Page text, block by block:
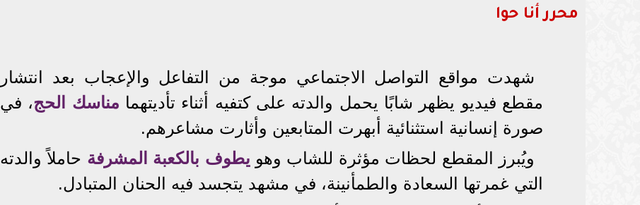
محرر أنا حوا
شهدت مواقع التواصل الاجتماعي موجة من التفاعل والإعجاب بعد انتشار
مقطع فيديو يظهر شابًا يحمل والدته على كتفيه أثناء تأديتهما مناسك الحج، في
صورة إنسانية استثنائية أبهرت المتابعين وأثارت مشاعرهم.
ويُبرز المقطع لحظات مؤثرة للشاب وهو يطوف بالكعبة المشرفة حاملاً والدته
التي غمرتها السعادة والطمأنينة، في مشهد يتجسد فيه الحنان المتبادل.